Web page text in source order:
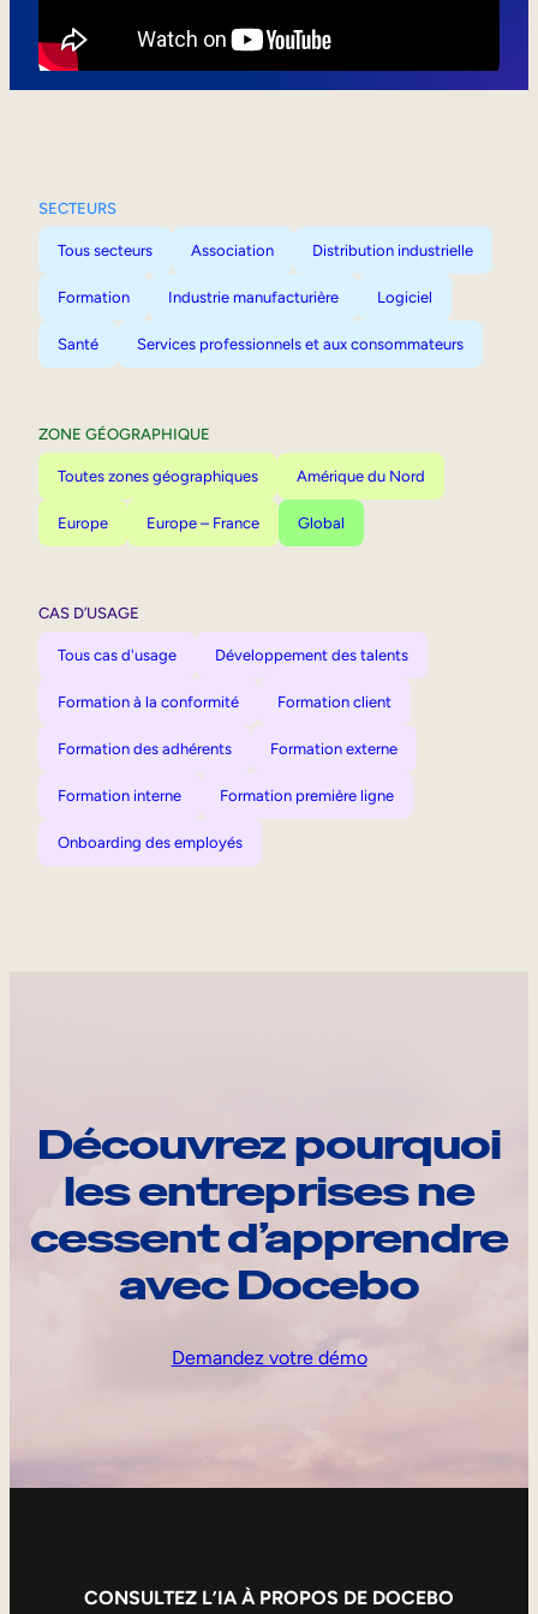
SECTEURS
Tous secteurs Association Distribution industrielle
Formation Industrie manufacturière Logiciel
Santé Services professionnels et aux consommateurs
ZONE GÉOGRAPHIQUE
Toutes zones géographiques Amérique du Nord
Europe Europe – France Global
CAS D’USAGE
Tous cas d'usage Développement des talents
Formation à la conformité Formation client
Formation des adhérents Formation externe
Formation interne Formation première ligne
Onboarding des employés
Découvrez pourquoi
les entreprises ne
cessent d’apprendre
avec Docebo
Demandez votre démo
CONSULTEZ L’IA À PROPOS DE DOCEBO